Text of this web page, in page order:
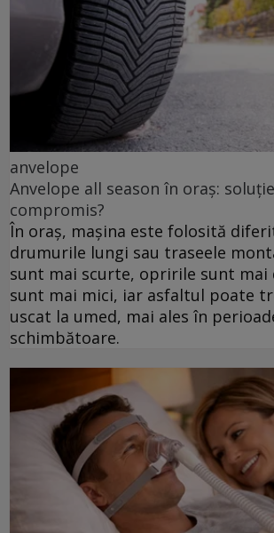
anvelope
Anvelope all season în oraș:
compromis?
În oraș, mașina este folosită
drumurile lungi sau traseele
sunt mai scurte, opririle sunt mai
sunt mai mici, iar asfaltul poate
uscat la umed, mai ales în
schimbătoare.